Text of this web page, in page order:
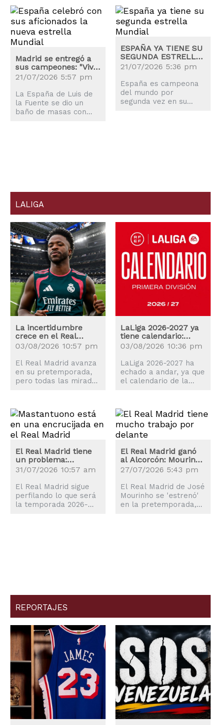
al torneo liguero 2026-
2027.
Madrid se entregó a
sus campeones: "Viva
el Rey y viva España"
21/07/2026 5:57 pm
La España de Luis de
la Fuente se dio un
baño de masas con
ESPAÑA YA TIENE SU
SEGUNDA ESTRELLA
MUNDIAL
21/07/2026 5:36 pm
España es campeona
del mundo por
segunda vez en su
LALIGA
La incertidumbre
crece en el Real
Madrid: ¿Renovará
Vinicius?
03/08/2026 10:57 pm
El Real Madrid avanza
en su pretemporada,
pero todas las miradas
a las órdenes de José
Mourinho.
LaLiga 2026-2027 ya
tiene calendario:
estas son las fechas
claves
03/08/2026 10:36 pm
LaLiga 2026-2027 ha
echado a andar, ya que
el calendario de la
comenzará a rodar el
proximo 14 de agosto.
El Real Madrid tiene
un problema:
Mastantuono
preocupa en el
Bernabéu
31/07/2026 10:57 am
El Real Madrid sigue
perfilando lo que será
la temporada 2026-
El Real Madrid ganó
al Alcorcón: Mourinho
tiene mucho trabajo
por delante
27/07/2026 5:43 pm
El Real Madrid de José
Mourinho se 'estrenó'
en la pretemporada,
REPORTAJES